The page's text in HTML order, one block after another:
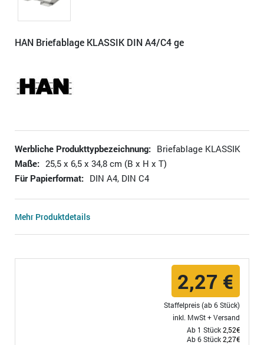
HAN Briefablage KLASSIK DIN A4/C4 ge
Werbliche Produkttypbezeichnung: Briefablage KLASSIK
Maße: 25,5 x 6,5 x 34,8 cm (B x H x T)
Für Papierformat: DIN A4, DIN C4
Mehr Produktdetails
2,27 €
Staffelpreis (ab 6 Stück)
inkl. MwSt +Versand
Ab 1 Stück2,52€
Ab 6 Stück2,27€